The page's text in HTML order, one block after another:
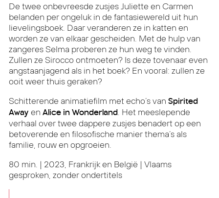
De twee onbevreesde zusjes Juliette en Carmen
belanden per ongeluk in de fantasiewereld uit hun
lievelingsboek. Daar veranderen ze in katten en
worden ze van elkaar gescheiden. Met de hulp van
zangeres Selma proberen ze hun weg te vinden.
Zullen ze Sirocco ontmoeten? Is deze tovenaar even
angstaanjagend als in het boek? En vooral: zullen ze
ooit weer thuis geraken?
Schitterende animatiefilm met echo’s van Spirited
Away en Alice in Wonderland. Het meeslepende
verhaal over twee dappere zusjes benadert op een
betoverende en filosofische manier thema’s als
familie, rouw en opgroeien.
80 min. | 2023, Frankrijk en België | Vlaams
gesproken, zonder ondertitels